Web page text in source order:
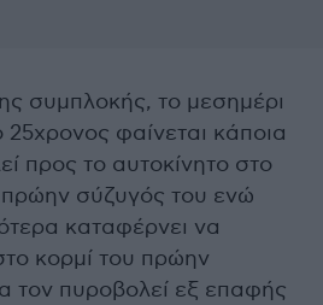
συμπλοκής, το μεσημέρι
φαίνεται κάποια
προς το αυτοκίνητο στο
πρώην σύζυγός του ενώ
καταφέρνει να
κορμί του πρώην
τον πυροβολεί εξ επαφής